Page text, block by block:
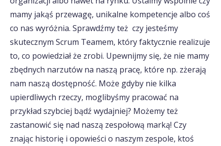
mamy jakąś przewagę, unikalne kompetencje albo coś
co nas wyróżnia. Sprawdźmy też czy jesteśmy
skutecznym Scrum Teamem, który faktycznie realizuje
to, co powiedział że zrobi. Upewnijmy się, że nie mamy
zbędnych narzutów na naszą pracę, które np. zżerają
nam naszą dostępność. Może gdyby nie kilka
upierdliwych rzeczy, moglibyśmy pracować na
przykład szybciej bądź wydajniej? Możemy też
zastanowić się nad naszą zespołową marką! Czy
znając historię i opowieści o naszym zespole, ktoś